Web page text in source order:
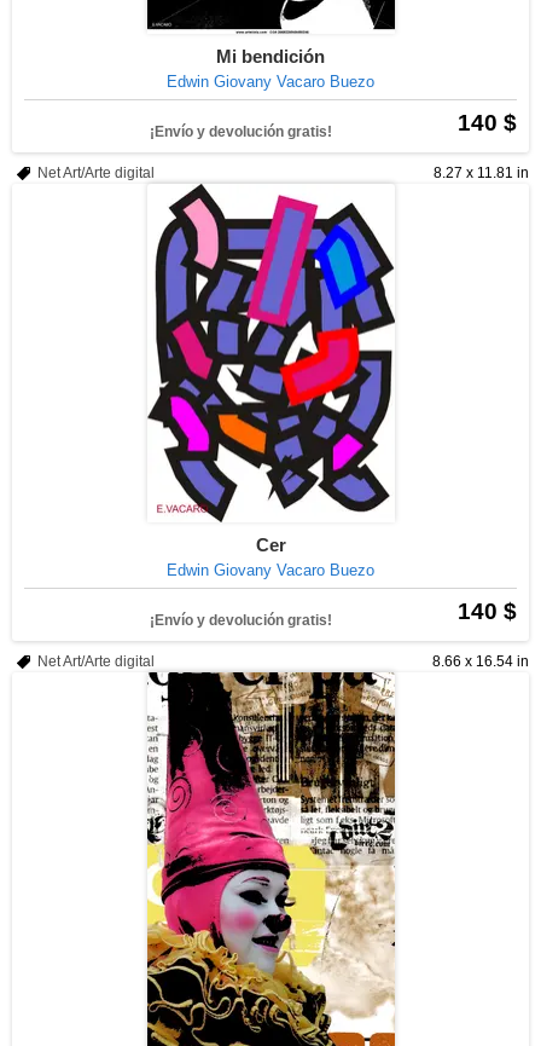
Mi bendición
Edwin Giovany Vacaro Buezo
140 $
¡Envío y devolución gratis!
8.27 x 11.81 in
Net Art/Arte digital
Cer
Edwin Giovany Vacaro Buezo
140 $
¡Envío y devolución gratis!
8.66 x 16.54 in
Net Art/Arte digital